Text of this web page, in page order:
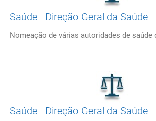
Saúde - Direção-Geral da Saúde
Nomeação de várias autoridades de saúde
Saúde - Direção-Geral da Saúde